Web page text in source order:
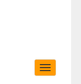
Toggle
navigation